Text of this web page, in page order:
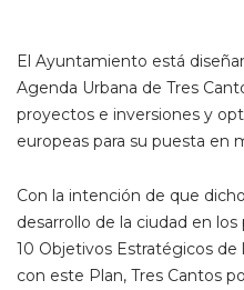
El Ayuntamiento está
Agenda Urbana de Tres
proyectos e inversiones y
europeas para su puesta en
Con la intención de que
desarrollo de la ciudad en
10 Objetivos Estratégicos de
con este Plan, Tres Cantos